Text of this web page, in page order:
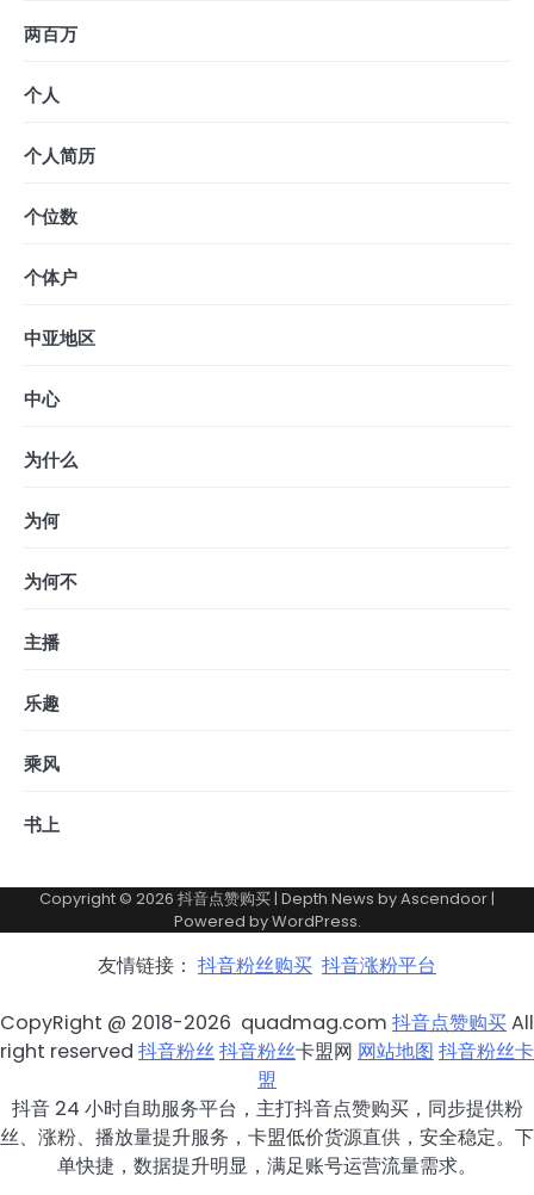
两百万
个人
个人简历
个位数
个体户
中亚地区
中心
为什么
为何
为何不
主播
乐趣
乘风
书上
Copyright © 2026 抖音点赞购买 | Depth News byAscendoor |
Powered byWordPress.
友情链接： 抖音粉丝购买 抖音涨粉平台
CopyRight @ 2018-2026 quadmag.com 抖音点赞购买All
right reserved 抖音粉丝抖音粉丝卡盟网 网站地图 抖音粉丝卡
盟
抖音 24 小时自助服务平台，主打抖音点赞购买，同步提供粉
丝、涨粉、播放量提升服务，卡盟低价货源直供，安全稳定。下
单快捷，数据提升明显，满足账号运营流量需求。